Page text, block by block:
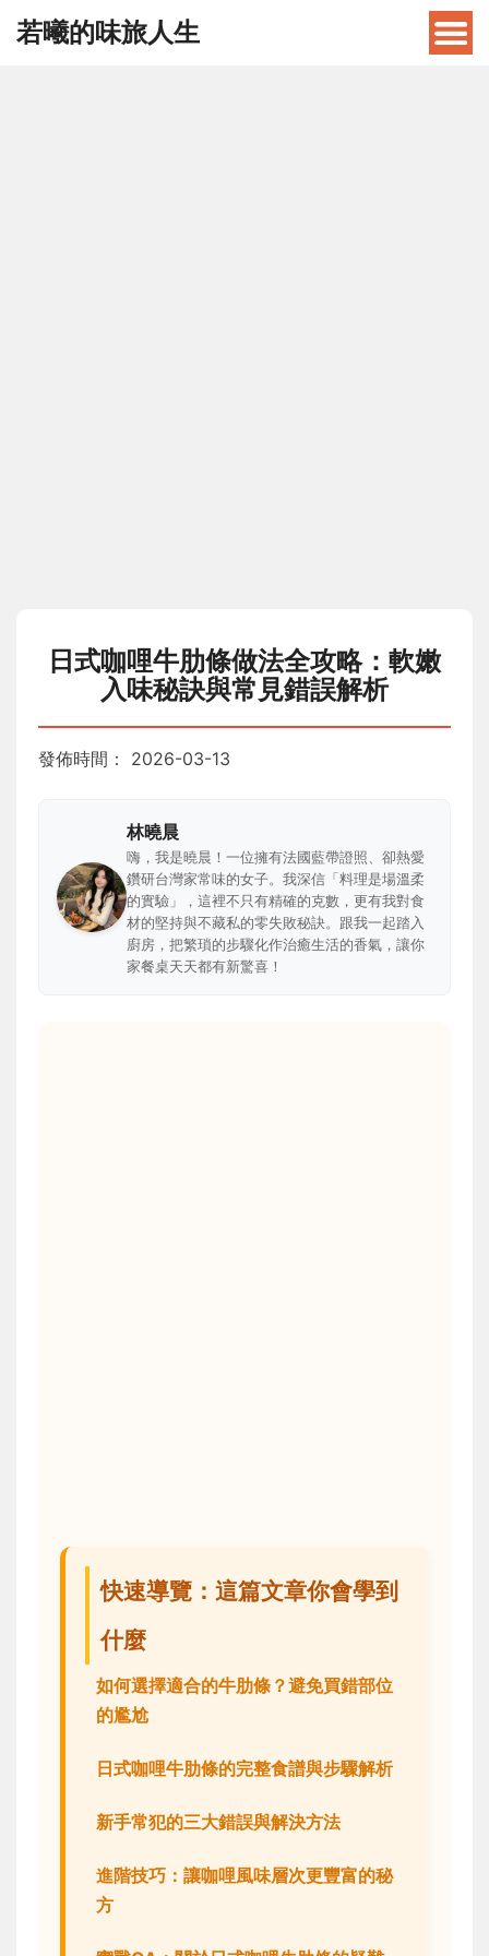
若曦的味旅人生
日式咖哩牛肋條做法全攻略：軟嫩
入味秘訣與常見錯誤解析
發佈時間： 2026-03-13
林曉晨
嗨，我是曉晨！一位擁有法國藍帶證照、卻熱愛
鑽研台灣家常味的女子。我深信「料理是場溫柔
的實驗」，這裡不只有精確的克數，更有我對食
材的堅持與不藏私的零失敗秘訣。跟我一起踏入
廚房，把繁瑣的步驟化作治癒生活的香氣，讓你
家餐桌天天都有新驚喜！
快速導覽：這篇文章你會學到
什麼
如何選擇適合的牛肋條？避免買錯部位
的尷尬
日式咖哩牛肋條的完整食譜與步驟解析
新手常犯的三大錯誤與解決方法
進階技巧：讓咖哩風味層次更豐富的秘
方